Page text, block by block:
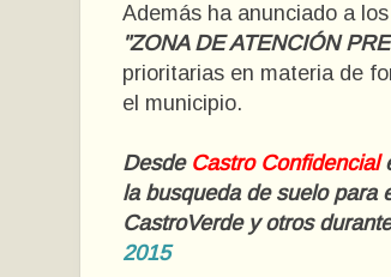
Además ha anunciado a
"ZONA DE ATENCIÓN
prioritarias en materia de
el municipio.
Desde Castro Confidencial
la busqueda de suelo para
CastroVerde y otros
2015